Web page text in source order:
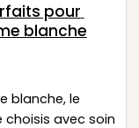
pour
blanche
blanche, le
avec soin